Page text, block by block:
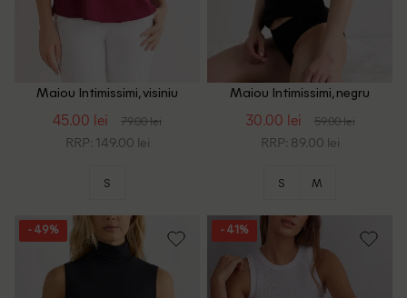
Maiou Intimissimi, visiniu
45.00 lei 79.00 lei
RRP: 149.00 lei
S
Maiou Intimissimi, negru
30.00 lei 59.00 lei
RRP: 89.00 lei
S M
- 49% - 41%